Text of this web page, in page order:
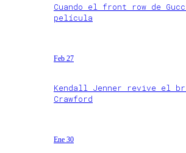
Cuando el front row de
película
Feb 27
Kendall Jenner revive el
Crawford
Ene 30